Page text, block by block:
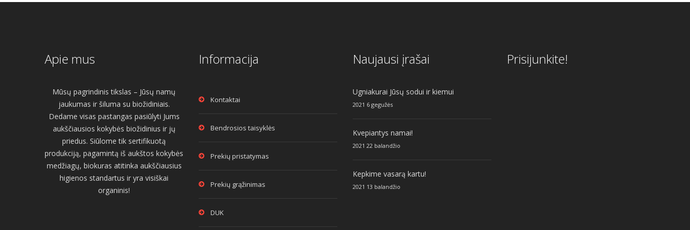
Apie mus
Mūsų pagrindinis tikslas – Jūsų namų
jaukumas ir šiluma su biožidiniais.
Dedame visas pastangas pasiūlyti Jums
aukščiausios kokybės biožidinius ir jų
priedus. Siūlome tik sertifikuotą
produkciją, pagamintą iš aukštos kokybės
medžiagų, biokuras atitinka aukščiausius
higienos standartus ir yra visiškai
organinis!
Informacija
Kontaktai
Bendrosios taisyklės
Prekių pristatymas
Prekių grąžinimas
DUK
Naujausi įrašai
Ugniakurai Jūsų sodui ir kiemui
2021 6 gegužės
Kvepiantys namai!
2021 22 balandžio
Kepkime vasarą kartu!
2021 13 balandžio
Prisijunkite!